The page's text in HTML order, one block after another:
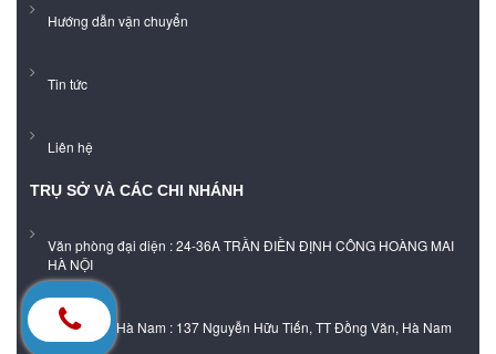
Hướng dẫn vận chuyển
Tin tức
Liên hệ
TRỤ SỞ VÀ CÁC CHI NHÁNH
Văn phòng đại diện : 24-36A TRẦN ĐIỀN ĐỊNH CÔNG HOÀNG MAI
HÀ NỘI
Showroom Hà Nam : 137 Nguyễn Hữu Tiến, TT Đồng Văn, Hà Nam